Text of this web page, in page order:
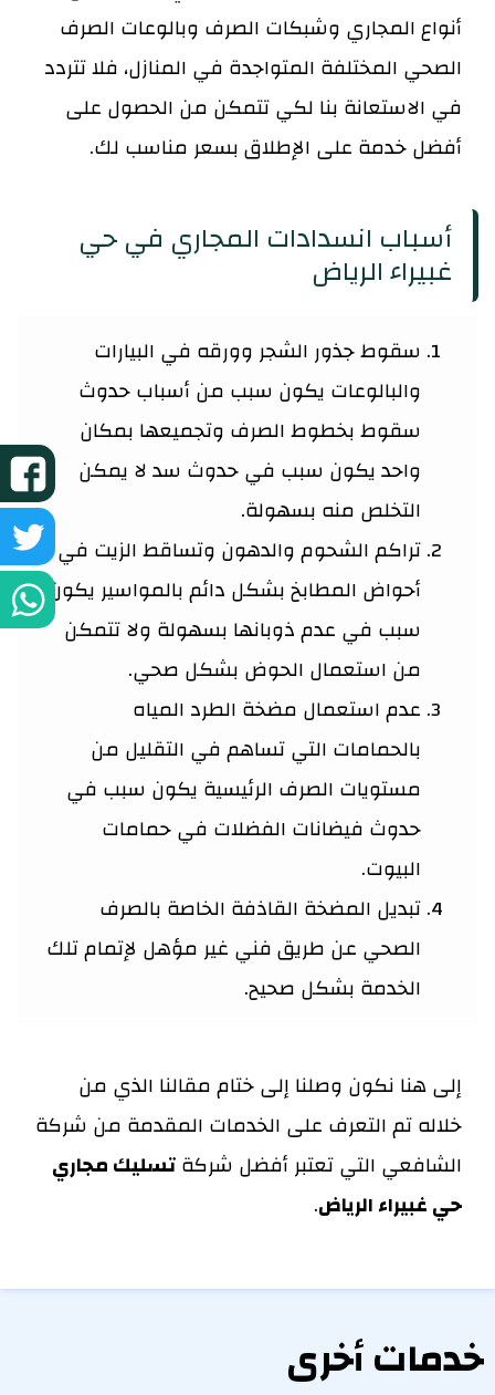
أنواع المجاري وشبكات الصرف وبالوعات الصرف
الصحي المختلفة المتواجدة في المنازل، فلا تتردد
في الاستعانة بنا لكي تتمكن من الحصول على
أفضل خدمة على الإطلاق بسعر مناسب لك.
أسباب انسدادات المجاري في حي
غبيراء الرياض
سقوط جذور الشجر وورقه في البيارات
والبالوعات يكون سبب من أسباب حدوث
سقوط بخطوط الصرف وتجميعها بمكان
واحد يكون سبب في حدوث سد لا يمكن
التخلص منه بسهولة.
تراكم الشحوم والدهون وتساقط الزيت في
أحواض المطابخ بشكل دائم بالمواسير يكون
سبب في عدم ذوبانها بسهولة ولا تتمكن
من استعمال الحوض بشكل صحي.
عدم استعمال مضخة الطرد المياه
بالحمامات التي تساهم في التقليل من
مستويات الصرف الرئيسية يكون سبب في
حدوث فيضانات الفضلات في حمامات
البيوت.
تبديل المضخة القاذفة الخاصة بالصرف
الصحي عن طريق فني غير مؤهل لإتمام تلك
الخدمة بشكل صحيح.
إلى هنا نكون وصلنا إلى ختام مقالنا الذي من
خلاله تم التعرف على الخدمات المقدمة من شركة
الشافعي التي تعتبر أفضل شركةتسليك مجاري
حي غبيراء الرياض.
خدمات أخرى